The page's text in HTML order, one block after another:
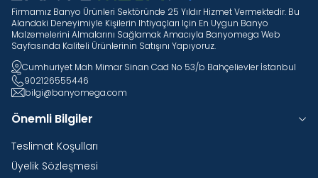
Firmamız Banyo Ürünleri Sektöründe 25 Yıldır Hizmet Vermektedir. Bu
Alandaki Deneyimiyle Kişilerin Ihtiyaçları Için En Uygun Banyo
Malzemelerini Almalarını Sağlamak Amacıyla Banyomega Web
Sayfasında Kaliteli Ürünlerinin Satışını Yapıyoruz.
Cumhuriyet Mah Mimar Sinan Cad No 53/b Bahçelievler İstanbul
902126555446
bilgi@banyomega.com
Önemli Bilgiler
Teslimat Koşulları
Üyelik Sözleşmesi